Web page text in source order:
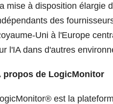
mise à disposition élargie
des
Uni à l'Europe
l'IA dans d'autres
propos de LogicMonitor
est la